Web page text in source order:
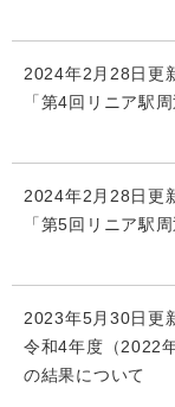
2024年2月28日更
「第4回リニア駅
2024年2月28日更
「第5回リニア駅
2023年5月30日更
令和4年度（2022
の結果について